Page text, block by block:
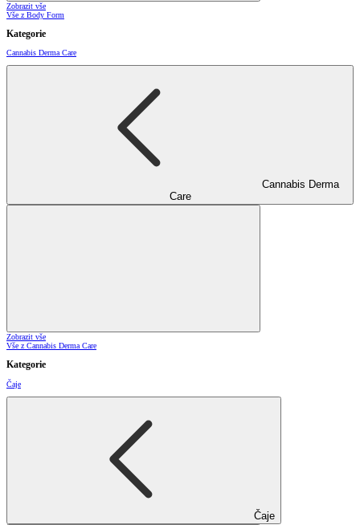
Zobrazit vše
Vše z Body Form
Kategorie
Cannabis Derma Care
Cannabis Derma
Care
Zobrazit vše
Vše z Cannabis Derma Care
Kategorie
Čaje
Čaje